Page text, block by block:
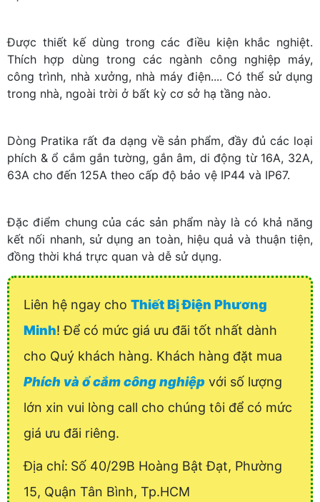
Được thiết kế dùng trong các điều kiện khắc nghiệt.
Thích hợp dùng trong các ngành công nghiệp máy,
công trình, nhà xưởng, nhà máy điện.... Có thể sử dụng
trong nhà, ngoài trời ở bất kỳ cơ sở hạ tầng nào.
Dòng Pratika rất đa dạng về sản phẩm, đầy đủ các loại
phích & ổ cắm gắn tường, gắn âm, di động từ 16A, 32A,
63A cho đến 125A theo cấp độ bảo vệ IP44 và IP67.
Đặc điểm chung của các sản phẩm này là có khả năng
kết nối nhanh, sử dụng an toàn, hiệu quả và thuận tiện,
đồng thời khá trực quan và dễ sử dụng.
Liên hệ ngay cho Thiết Bị Điện Phương
Minh! Để có mức giá ưu đãi tốt nhất dành
cho Quý khách hàng. Khách hàng đặt mua
Phích và ổ cắm công nghiệp với số lượng
lớn xin vui lòng call cho chúng tôi để có mức
giá ưu đãi riêng.
Địa chỉ: Số 40/29B Hoàng Bật Đạt, Phường
15, Quận Tân Bình, Tp.HCM